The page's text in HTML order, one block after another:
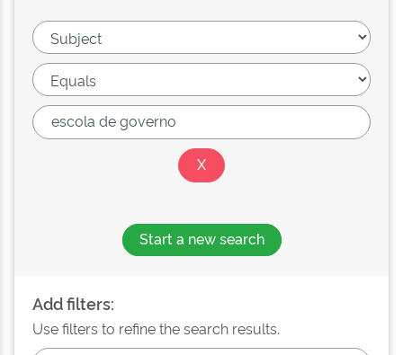
Start a new search
Add filters:
Use filters to refine the search results.